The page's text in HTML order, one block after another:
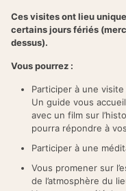
Ces visites ont lieu
certains jours fériés
dessus).
Vous pourrez :
Participer à une
Un guide vous
avec un film sur
pourra répondre à
Participer à une
Vous promener sur
de l’atmosphère du